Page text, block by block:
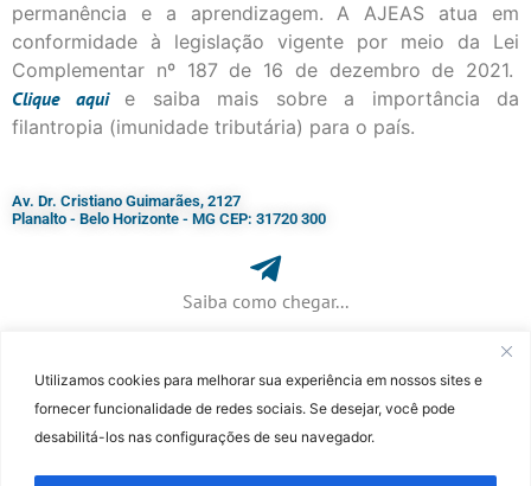
Utilizamos cookies para melhorar sua experiência em nossos sites e
fornecer funcionalidade de redes sociais. Se desejar, você pode
desabilitá-los nas configurações de seu navegador.
permanência e a aprendizagem. A AJEAS atua em
conformidade à legislação vigente por meio da Lei
Complementar nº 187 de 16 de dezembro de 2021.
Cliqueaqui
e saiba mais sobre a importância da
filantropia (imunidade tributária) para o país.
Av. Dr. Cristiano Guimarães, 2127
Planalto - Belo Horizonte - MG CEP: 31720 300
Saiba como chegar...
+ 55 (31) 3115-7000​
Patrick de Souza